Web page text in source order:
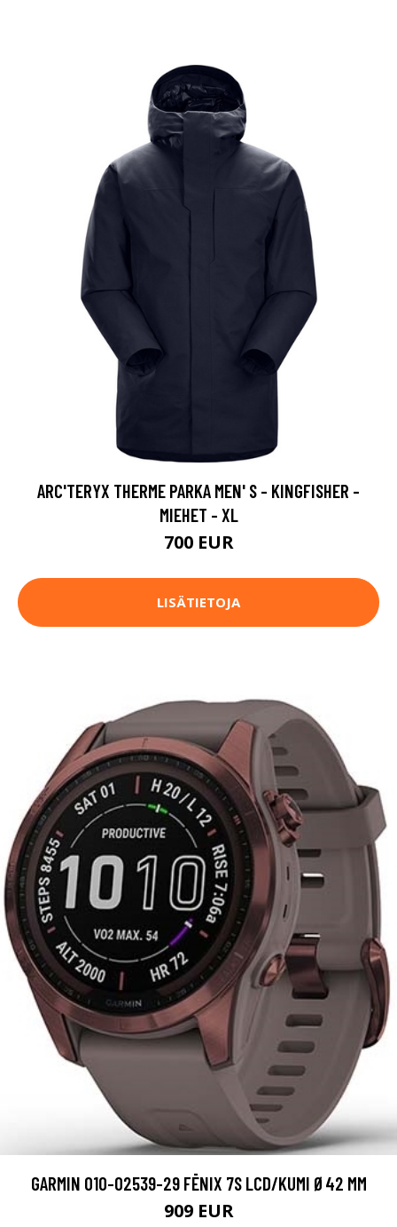
ARC'TERYX THERME PARKA MEN' S - KINGFISHER -
MIEHET - XL
700 EUR
LISÄTIETOJA
GARMIN 010-02539-29 FĒNIX 7S LCD/KUMI Ø42 MM
909 EUR